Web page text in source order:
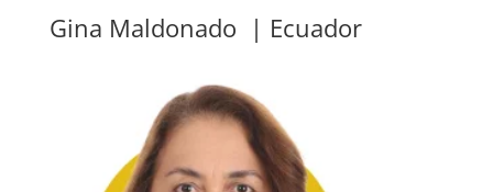
Gina Maldonado | Ecuador